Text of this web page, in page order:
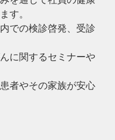
す。
内での検診啓発、受診
んに関するセミナーや
患者やその家族が安心